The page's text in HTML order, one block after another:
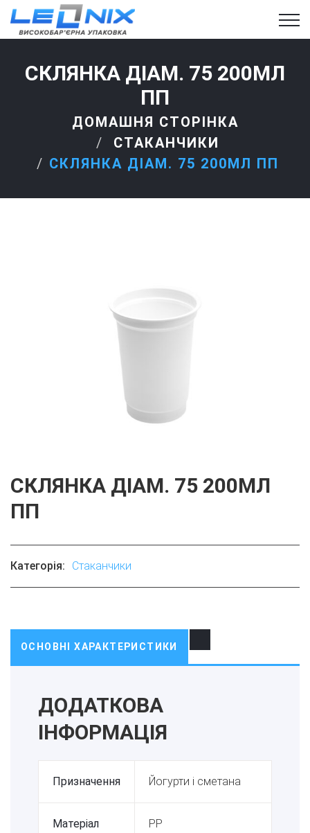
СКЛЯНКА ДІАМ. 75 200МЛ
ПП
ДОМАШНЯ СТОРІНКА
СТАКАНЧИКИ
СКЛЯНКА ДІАМ. 75 200МЛ ПП
СКЛЯНКА ДІАМ. 75 200МЛ
ПП
Категорія: Стаканчики
ОСНОВНІ ХАРАКТЕРИСТИКИ
ДОДАТКОВА
ІНФОРМАЦІЯ
Призначення Йогурти і сметана
Матеріал PP